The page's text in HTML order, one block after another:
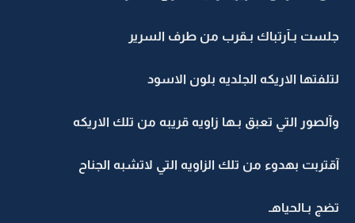
جلست بـآرتباك بـقرب من طرف السرير
لتلفتها الاريكه الجلديه بلون الاسود
وآلصور التي تعبق بـها زاويه قريبه من تلك الاريكه
آقتربت بهدوء من تلك الزاويه التي لاتشبه الجناح
تضج بـالحياهـ